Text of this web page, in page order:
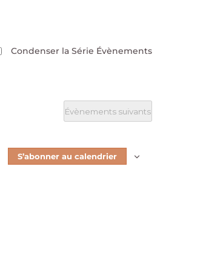
Condenser la Série Évènements
Évènements suivants
S’abonner au calendrier